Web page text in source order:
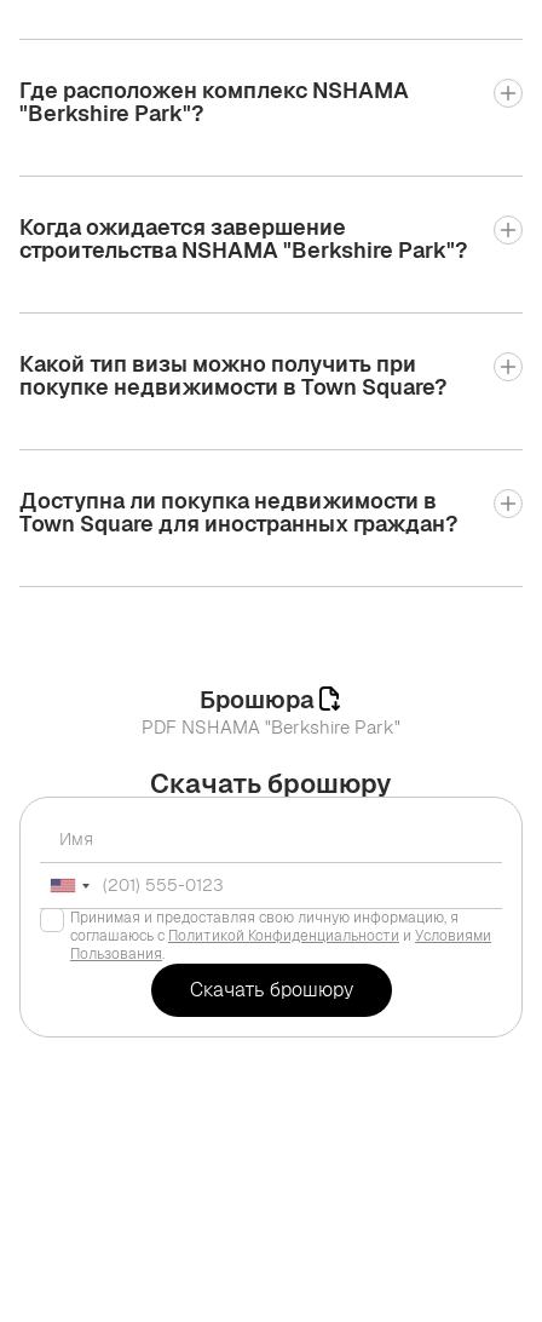
Где расположен комплекс NSHAMA
"Berkshire Park"?
Когда ожидается завершение
строительства NSHAMA "Berkshire Park"?
Какой тип визы можно получить при
покупке недвижимости в Town Square?
Доступна ли покупка недвижимости в
Town Square для иностранных граждан?
Скачать брошюру
Принимая и предоставляя свою личную информацию, я
соглашаюсь с Политикой Конфиденциальности и Условиями
Пользования.
Брошюра
PDF NSHAMA "Berkshire Park"